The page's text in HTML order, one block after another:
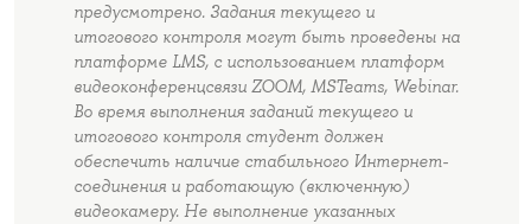
предусмотрено. Задания текущего и
итогового контроля могут быть проведены на
платформе LMS, с использованием платформ
видеоконференцсвязи ZOOM, MSTeams, Webinar.
Во время выполнения заданий текущего и
итогового контроля студент должен
обеспечить наличие стабильного Интернет-
соединения и работающую (включенную)
видеокамеру. Не выполнение указанных